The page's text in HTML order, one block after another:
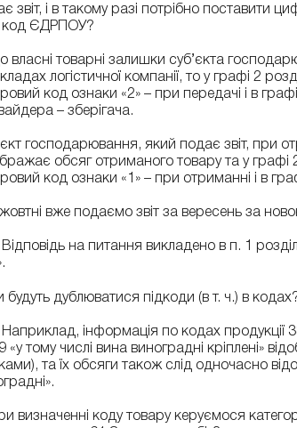
звіт, і в такому разі потрібно поставити
код ЄДРПОУ?
власні товарні залишки суб’єкта
логістичної компанії, то у графі 2
код ознаки «2» – при передачі і в графі
– зберігача.
господарювання, який подає звіт, при
обсяг отриманого товару та у
код ознаки «1» – при отриманні і в
вже подаємо звіт за вересень за
Відповідь на питання викладено в п. 1
будуть дублюватися підкоди (в т. ч.) в
Наприклад, інформація по кодах продукції
«у тому числі вина виноградні кріплені»
та їх обсяги також слід одночасно
визначенні коду товару керуємося